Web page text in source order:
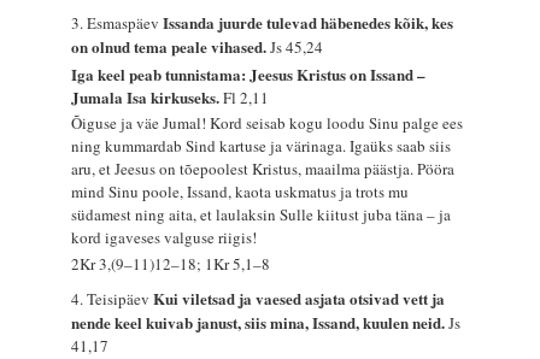
3. EsmaspäevIssanda juurde tulevad häbenedes kõik, kes
on olnud tema peale vihased.Js 45,24
Iga keel peab tunnistama: Jeesus Kristus on Issand –
Jumala Isa kirkuseks.Fl 2,11
Õiguse ja väe Jumal! Kord seisab kogu loodu Sinu palge ees
ning kummardab Sind kartuse ja värinaga. Igaüks saab siis
aru, et Jeesus on tõepoolest Kristus, maailma päästja. Pööra
mind Sinu poole, Issand, kaota uskmatus ja trots mu
südamest ning aita, et laulaksin Sulle kiitust juba täna – ja
kord igaveses valguse riigis!
2Kr 3,(9–11)12–18; 1Kr 5,1–8
4. TeisipäevKui viletsad ja vaesed asjata otsivad vett ja
nende keel kuivab janust, siis mina, Issand, kuulen neid.Js
41,17